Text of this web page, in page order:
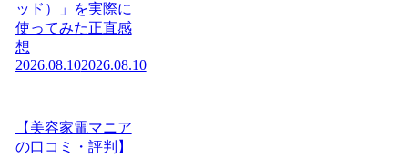
ッド）」を実際に
使ってみた正直感
想
2026.08.102026.08.10
【美容家電マニア
の口コミ・評判】